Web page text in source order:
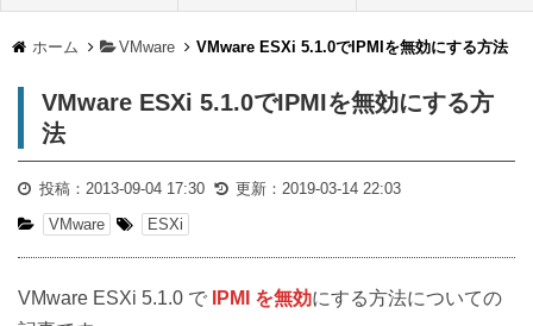
ホーム VMware VMware ESXi 5.1.0でIPMIを無効にする方法
VMware ESXi 5.1.0でIPMIを無効にする方
法
投稿： 2013-09-04 17:30 更新： 2019-03-14 22:03
VMware
ESXi
VMware ESXi 5.1.0 で IPMI を無効にする方法についての